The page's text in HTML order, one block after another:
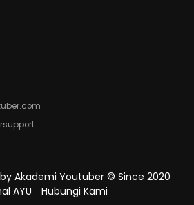
Akademi Youtuber © Since 2020
AYU
Hubungi Kami